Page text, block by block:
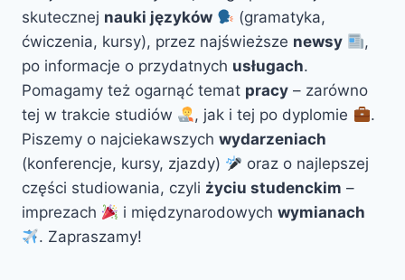
skutecznej nauki języków
(gramatyka,
ćwiczenia, kursy), przez najświeższe newsy
,
po informacje o przydatnych usługach.
Pomagamy też ogarnąć temat pracy – zarówno
tej w trakcie studiów
, jak i tej po dyplomie
.
Piszemy o najciekawszych wydarzeniach
(konferencje, kursy, zjazdy)
oraz o najlepszej
części studiowania, czyli życiu studenckim –
imprezach
i międzynarodowychwymianach
. Zapraszamy!